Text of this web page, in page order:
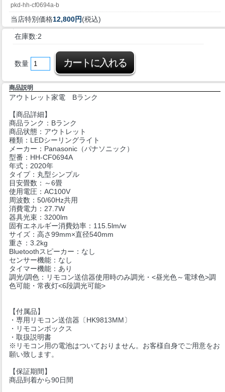
pkd-hh-cf0694a-b
当店特別価格12,800円(税込)
在庫数:2
数量
商品説明
アウトレット家電 Bランク
【商品詳細】
商品ランク：Bランク
商品状態：アウトレット
種類：LEDシーリングライト
メーカー：Panasonic（パナソニック）
型番：HH-CF0694A
年式：2020年
タイプ：丸型シンプル
目安畳数：～6畳
使用電圧：AC100V
周波数：50/60Hz共用
消費電力：27.7W
器具光束：3200lm
固有エネルギー消費効率：115.5lm/w
サイズ：高さ99mm×直径540mm
重さ：3.2kg
Bluetoothスピーカー：なし
センサー機能：なし
タイマー機能：あり
調光/調色：リモコン送信器使用時のみ調光・<昼光色～電球色>調
色可能・常夜灯<6段調光可能>
【付属品】
・専用リモコン送信器〔HK9813MM〕
・リモコンボックス
・取扱説明書
※リモコン用の電池はついておりません。お客様自身でご用意をお
願い致します。
【保証期間】
商品到着から90日間